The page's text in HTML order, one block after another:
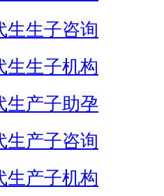
生生子咨询
生生子机构
生产子助孕
生产子咨询
生产子机构